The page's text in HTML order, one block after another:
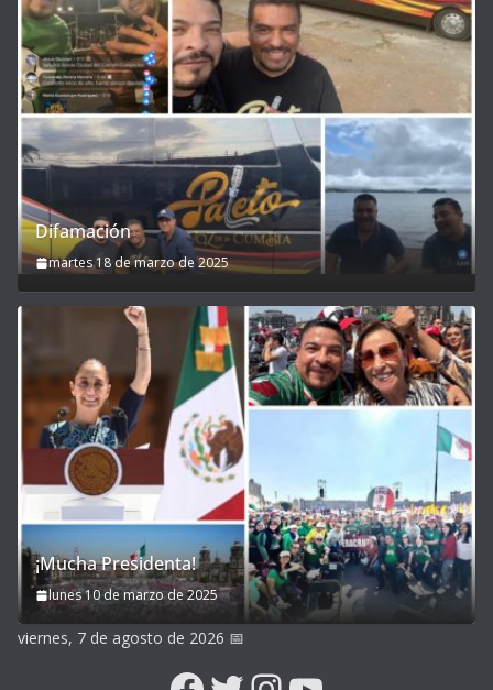
Difamación
martes 18 de marzo de 2025
¡Mucha Presidenta!
lunes 10 de marzo de 2025
viernes, 7 de agosto de 2026 📅